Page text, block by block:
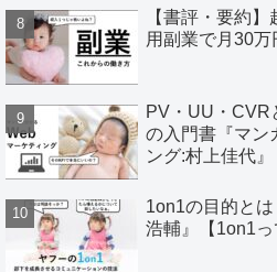
【書評・要約
用副業で月30
PV・UU・CVR
の入門書『マン
ング:村上佳代』
1on1の目的と
浩輔』【1on1っ